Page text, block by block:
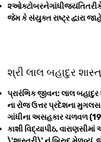
જેમ કે સંયુક્ત રાષ્ટ્ર દ્વારા
શ્રી લાલ બહાદુર
પ્રારંભિક જીવન: લાલ
ના રોજ ઉત્તર પ્રદેશના
ગાંધીના અસહકાર ચળવળ
કાશી વિદ્યાપીઠ,